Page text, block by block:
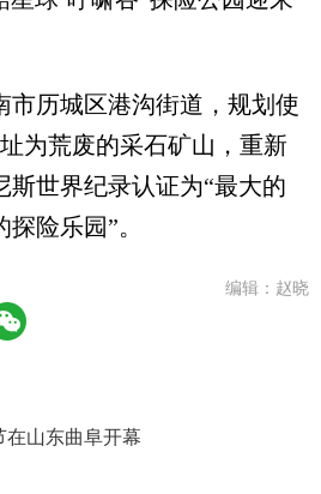
历城区港沟街道，规划使
为荒废的采石矿山，重新
斯世界纪录认证为“最大的
险乐园”。
编辑：赵晓
在山东曲阜开幕